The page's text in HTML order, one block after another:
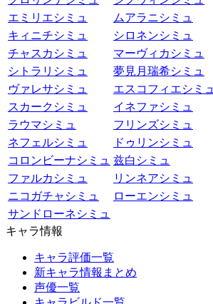
エミリエシミュ
ムアラニシミュ
キィニチシミュ
シロネンシミュ
チャスカシミュ
マーヴィカシミュ
シトラリシミュ
夢見月瑞希シミュ
ヴァレサシミュ
エスコフィエシミュ
スカークシミュ
イネファシミュ
ラウマシミュ
フリンズシミュ
ネフェルシミュ
ドゥリンシミュ
コロンビーナシミュ 兹白シミュ
ファルカシミュ
リンネアシミュ
ニコガチャシミュ
ローエンシミュ
サンドローネシミュ
キャラ情報
キャラ評価一覧
新キャラ情報まとめ
声優一覧